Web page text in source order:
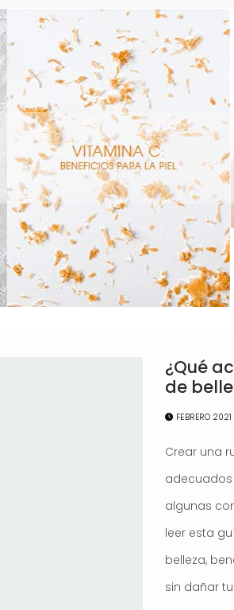
¿Qué
de
FEBRERO 2021
Crear una
algunas
leer esta
belleza,
sin dañar